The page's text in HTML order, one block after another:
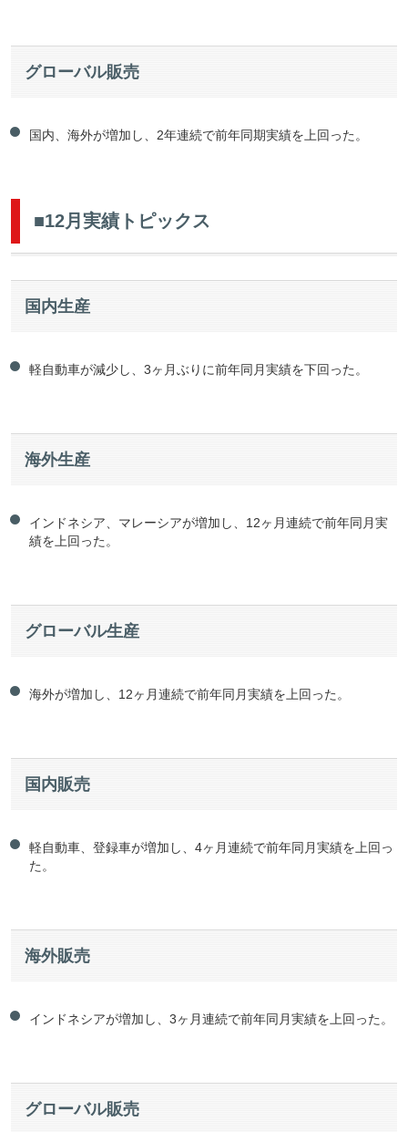
グローバル販売
国内、海外が増加し、2年連続で前年同期実績を上回った。
■12月実績トピックス
国内生産
軽自動車が減少し、3ヶ月ぶりに前年同月実績を下回った。
海外生産
インドネシア、マレーシアが増加し、12ヶ月連続で前年同月実
績を上回った。
グローバル生産
海外が増加し、12ヶ月連続で前年同月実績を上回った。
国内販売
軽自動車、登録車が増加し、4ヶ月連続で前年同月実績を上回っ
た。
海外販売
インドネシアが増加し、3ヶ月連続で前年同月実績を上回った。
グローバル販売